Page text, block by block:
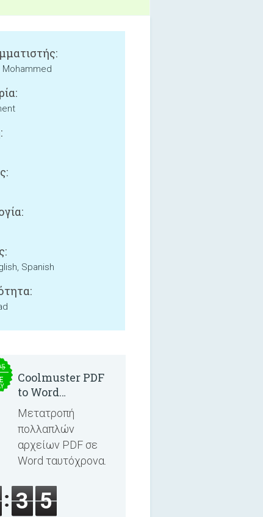
Mohammed
Spanish
Coolmuster PDF
to Word
Converter 2.3.3
Μετατροπή
πολλαπλών
αρχείων PDF σε
Word ταυτόχρονα.
3 5